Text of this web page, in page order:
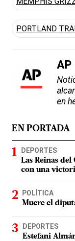
PORTLAND
AP
en
EN PORTADA
DEPORTES
Las Reinas
con una
POLÍTICA
Muere el
DEPORTES
Estefani